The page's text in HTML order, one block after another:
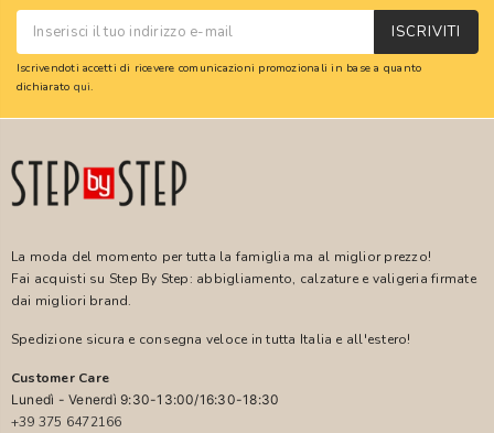
ISCRIVITI
Iscrivendoti accetti di ricevere comunicazioni promozionali in base a quanto
dichiarato qui.
La moda del momento per tutta la famiglia ma al miglior prezzo!
Fai acquisti su Step By Step: abbigliamento, calzature e valigeria firmate
dai migliori brand.
Spedizione sicura e consegna veloce in tutta Italia e all'estero!
Customer Care
Lunedì - Venerdì 9:30-13:00/16:30-18:30
+39 375 6472166